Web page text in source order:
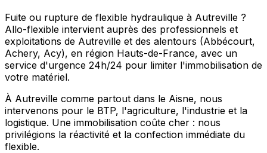
Fuite ou rupture de flexible hydraulique à Autreville ?
Allo-flexible intervient auprès des professionnels et
exploitations de Autreville et des alentours (Abbécourt,
Achery, Acy), en région Hauts-de-France, avec un
service d'urgence 24h/24 pour limiter l'immobilisation de
votre matériel.
À Autreville comme partout dans le Aisne, nous
intervenons pour le BTP, l'agriculture, l'industrie et la
logistique. Une immobilisation coûte cher : nous
privilégions la réactivité et la confection immédiate du
flexible.